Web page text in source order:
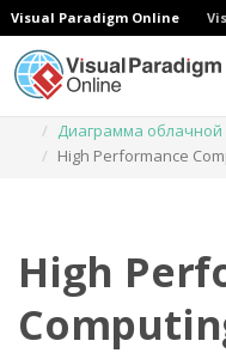
Visual Paradigm Online
Диаграмма
High Performance
High